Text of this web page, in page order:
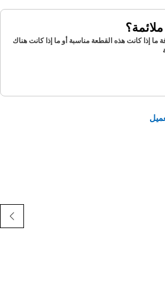
كانت هذه القطعة مناسبة أو ما إذا كانت هناك